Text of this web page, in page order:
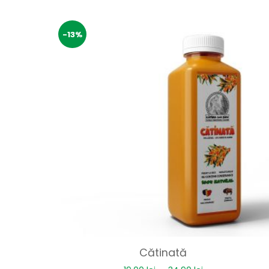
-13%
Cătinată